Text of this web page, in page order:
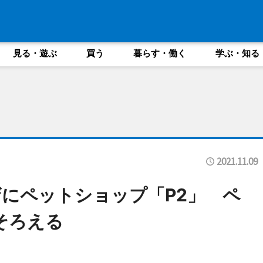
見る・遊ぶ 買う 暮らす・働く 学ぶ・知る
2021.11.09
ペットショップ「P2」 ペ
ろえる